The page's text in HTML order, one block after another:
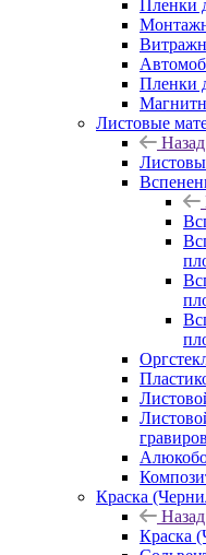
Пленки
Пленки
Листовые
Назад
Краска
Назад
Краска